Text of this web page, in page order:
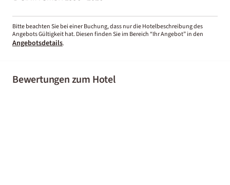
Bitte beachten Sie bei einer Buchung, dass nur die Hotelbeschreibung des
Angebots Gültigkeit hat. Diesen finden Sie im Bereich “Ihr Angebot” in den
Angebotsdetails.
Bewertungen zum Hotel